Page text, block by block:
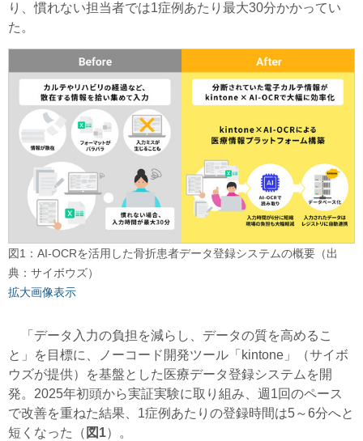
り、慣れない担当者では1症例あたり最大30分かかってい
た。
図1：AI-OCRを活用した骨折患者データ登録システムの概要（出
典：サイボウズ）
拡大画像表示
「データ入力の負担を減らし、データの質を高めるこ
と」を目標に、ノーコード開発ツール「kintone」（サイボ
ウズが提供）を基盤とした医療データ登録システムを開
発。2025年初頭から実証実験に取り組み、週1回のペース
で改善を重ねた結果、1症例あたりの登録時間は5～6分へと
短くなった（ 図1）。